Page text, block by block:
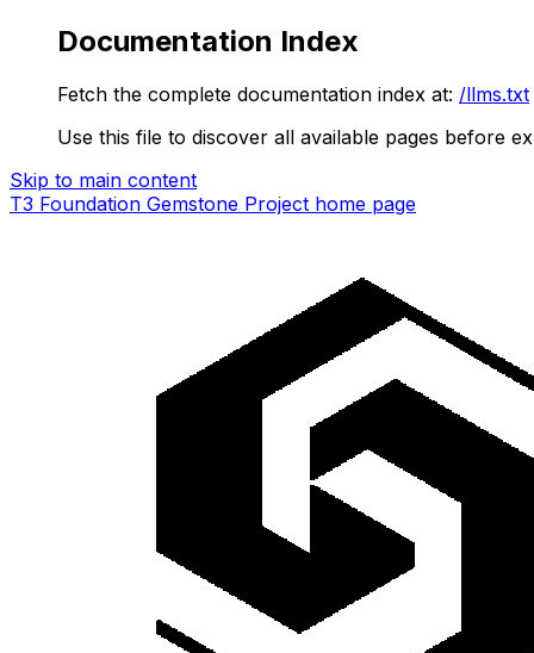
Documentation Index
Fetch the complete documentation index at: /llms.txt
Use this file to discover all available pages before
Skip to main content
T3 Foundation Gemstone Project home page